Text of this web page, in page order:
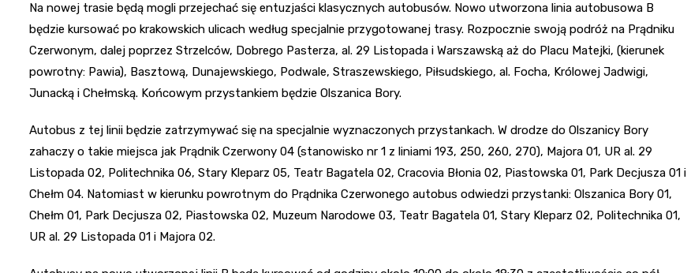
Na nowej trasie będą mogli przejechać się entuzjaści klasycznych autobusów. Nowo utworzona linia autobusowa B
będzie kursować po krakowskich ulicach według specjalnie przygotowanej trasy. Rozpocznie swoją podróż na Prądniku
Czerwonym, dalej poprzez Strzelców, Dobrego Pasterza, al. 29 Listopada i Warszawską aż do Placu Matejki, (kierunek
powrotny: Pawia), Basztową, Dunajewskiego, Podwale, Straszewskiego, Piłsudskiego, al. Focha, Królowej Jadwigi,
Junacką i Chełmską. Końcowym przystankiem będzie Olszanica Bory.
Autobus z tej linii będzie zatrzymywać się na specjalnie wyznaczonych przystankach. W drodze do Olszanicy Bory
zahaczy o takie miejsca jak Prądnik Czerwony 04 (stanowisko nr 1 z liniami 193, 250, 260, 270), Majora 01, UR al. 29
Listopada 02, Politechnika 06, Stary Kleparz 05, Teatr Bagatela 02, Cracovia Błonia 02, Piastowska 01, Park Decjusza 01 i
Chełm 04. Natomiast w kierunku powrotnym do Prądnika Czerwonego autobus odwiedzi przystanki: Olszanica Bory 01,
Chełm 01, Park Decjusza 02, Piastowska 02, Muzeum Narodowe 03, Teatr Bagatela 01, Stary Kleparz 02, Politechnika 01,
UR al. 29 Listopada 01 i Majora 02.